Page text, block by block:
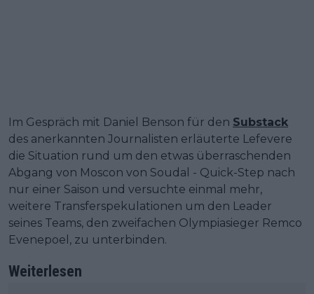
Im Gespräch mit Daniel Benson für den Substack
des anerkannten Journalisten erläuterte Lefevere
die Situation rund um den etwas überraschenden
Abgang von Moscon von Soudal - Quick-Step nach
nur einer Saison und versuchte einmal mehr,
weitere Transferspekulationen um den Leader
seines Teams, den zweifachen Olympiasieger Remco
Evenepoel, zu unterbinden.
Weiterlesen